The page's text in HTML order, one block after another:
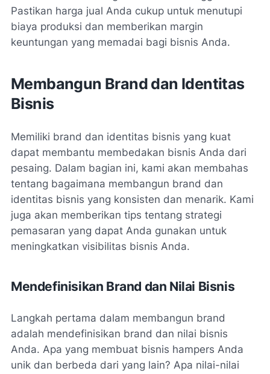
Pastikan harga jual Anda cukup untuk menutupi
biaya produksi dan memberikan margin
keuntungan yang memadai bagi bisnis Anda.
Membangun Brand dan Identitas
Bisnis
Memiliki brand dan identitas bisnis yang kuat
dapat membantu membedakan bisnis Anda dari
pesaing. Dalam bagian ini, kami akan membahas
tentang bagaimana membangun brand dan
identitas bisnis yang konsisten dan menarik. Kami
juga akan memberikan tips tentang strategi
pemasaran yang dapat Anda gunakan untuk
meningkatkan visibilitas bisnis Anda.
Mendefinisikan Brand dan Nilai Bisnis
Langkah pertama dalam membangun brand
adalah mendefinisikan brand dan nilai bisnis
Anda. Apa yang membuat bisnis hampers Anda
unik dan berbeda dari yang lain? Apa nilai-nilai